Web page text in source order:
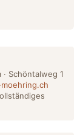
Schöntalweg 1
moehring.ch